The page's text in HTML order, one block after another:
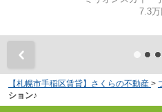
7.3万
【札幌市手稲区賃貸】さくらの不動産 >
ション♪